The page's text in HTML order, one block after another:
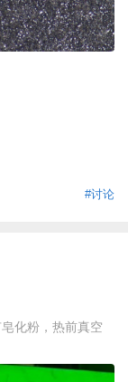
#讨论
化粉，热前真空